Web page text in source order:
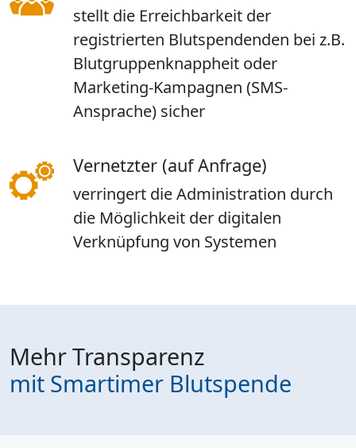
stellt die Erreichbarkeit der
registrierten Blutspendenden bei z.B.
Blutgruppenknappheit oder
Marketing-Kampagnen (SMS-
Ansprache) sicher
Vernetzter (auf Anfrage)
verringert die Administration durch
die Möglichkeit der digitalen
Verknüpfung von Systemen
Mehr Transparenz
mit Smartimer Blutspende